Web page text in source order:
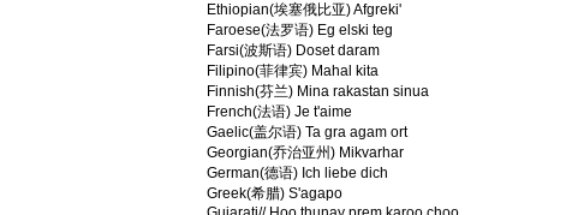
Ethiopian(埃塞俄比亚) Afgreki'
Faroese(法罗语) Eg elski teg
Farsi(波斯语) Doset daram
Filipino(菲律宾) Mahal kita
Finnish(芬兰) Mina rakastan sinua
French(法语) Je t'aime
Gaelic(盖尔语) Ta gra agam ort
Georgian(乔治亚州) Mikvarhar
German(德语) Ich liebe dich
Greek(希腊) S'agapo